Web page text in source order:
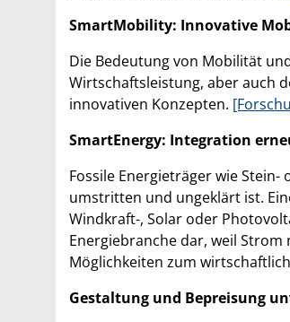
SmartMobility: Innovative
Die Bedeutung von Mobilität
Wirtschaftsleistung, aber auch
innovativen Konzepten.
SmartEnergy: Integration
Fossile Energieträger wie
umstritten und ungeklärt ist.
Windkraft-, Solar oder
Energiebranche dar, weil
Möglichkeiten zum
Gestaltung und Bepreisung